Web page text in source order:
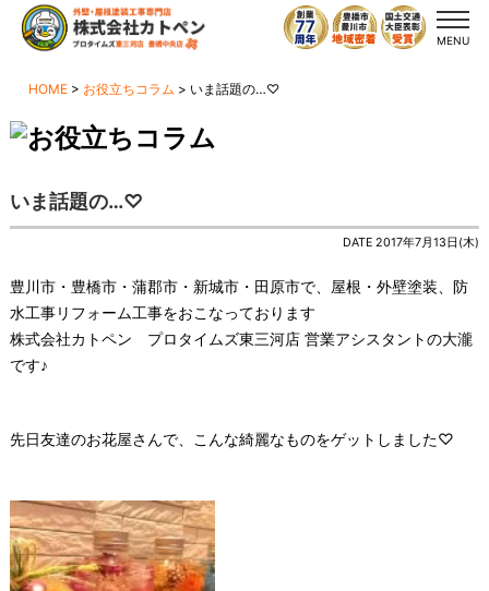
MENU
HOME > お役立ちコラム > いま話題の…♡
いま話題の…♡
DATE 2017年7月13日(木)
豊川市・豊橋市・蒲郡市・新城市・田原市で、屋根・外壁塗装、防
水工事リフォーム工事をおこなっております
株式会社カトペン プロタイムズ東三河店 営業アシスタントの大瀧
です♪
先日友達のお花屋さんで、こんな綺麗なものをゲットしました♡